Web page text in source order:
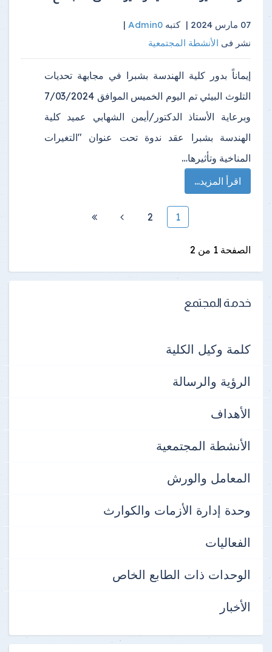
07 مارس 2024 | كتبه Admin0
|
نشر فى الأنشطة المجتمعية
إيماناً بدور كلية الهندسة بشبرا في مجابهة تحديات
التلوث البيئي تم اليوم الخميس الموافق 7/03/2024
وبرعاية الأستاذ الدكتور/أيمن الشهابي عميد كلية
الهندسة بشبرا عقد ندوة تحت عنوان "التغيرات
المناخية وتأثيرها…
اقرأ المزيد...
1
2
الصفحة 1 من 2
خدمة المجتمع
كلمة وكيل الكلية
الرؤية والرسالة
الأهداف
الأنشطة المجتمعية
المعامل والورش
وحدة إدارة الأزمات والكوارث
الفعاليات
الوحدات ذات الطابع الخاص
الأخبار